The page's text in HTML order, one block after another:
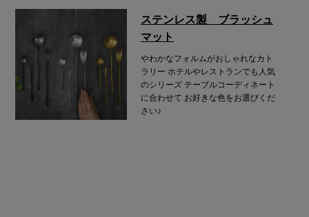
ステンレス製 ブラッシュ
マット
やわかなフォルムがおしゃれなカト
ラリー ホテルやレストランでも人気
のシリーズ テーブルコーディネート
に合わせて お好きな色をお選びくだ
さい♪